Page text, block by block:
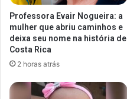
Professora Evair Nogueira: a
mulher que abriu caminhos e
deixa seu nome na história de
Costa Rica
2 horas atrás